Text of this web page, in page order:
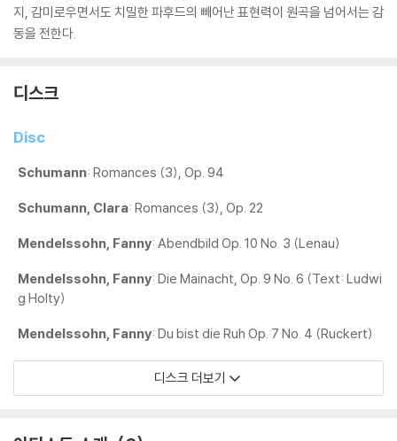
지, 감미로우면서도 치밀한 파후드의 빼어난 표현력이 원곡을 넘어서는 감
동을 전한다.
디스크
Disc
Schumann: Romances (3), Op. 94
Schumann, Clara: Romances (3), Op. 22
Mendelssohn, Fanny: Abendbild Op. 10 No. 3 (Lenau)
Mendelssohn, Fanny: Die Mainacht, Op. 9 No. 6 (Text: Ludwi
g Holty)
Mendelssohn, Fanny: Du bist die Ruh Op. 7 No. 4 (Ruckert)
디스크 더보기